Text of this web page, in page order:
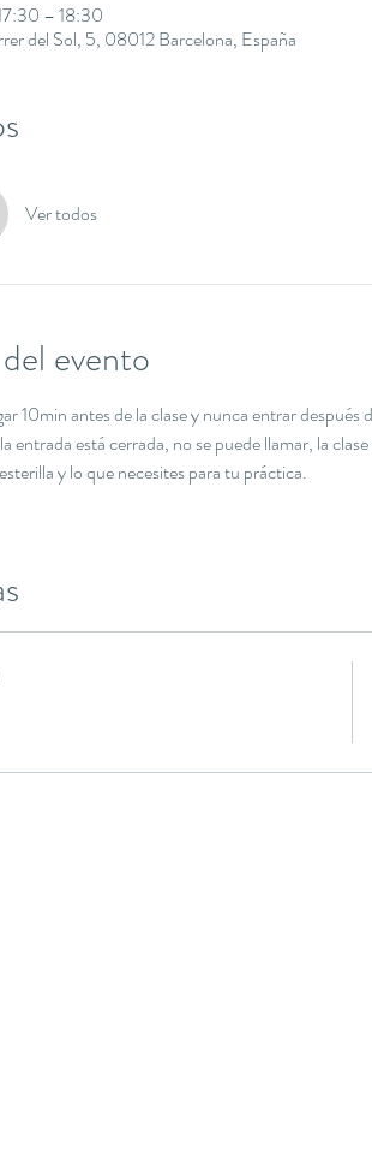
– 18:30
del Sol, 5, 08012 Barcelona, España
Ver todos
evento
10min antes de la clase y nunca entrar después
entrada está cerrada, no se puede llamar, la
y lo que necesites para tu práctica.